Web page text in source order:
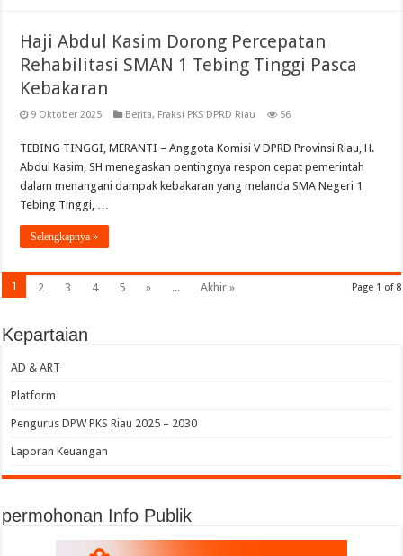
Haji Abdul Kasim Dorong Percepatan
Rehabilitasi SMAN 1 Tebing Tinggi Pasca
Kebakaran
9 Oktober 2025 Berita, Fraksi PKS DPRD Riau 56
TEBING TINGGI, MERANTI – Anggota Komisi V DPRD Provinsi Riau, H.
Abdul Kasim, SH menegaskan pentingnya respon cepat pemerintah
dalam menangani dampak kebakaran yang melanda SMA Negeri 1
Tebing Tinggi, …
Selengkapnya »
Page 1 of 8
1 2 3 4 5 » ... Akhir »
Kepartaian
AD & ART
Platform
Pengurus DPW PKS Riau 2025 – 2030
Laporan Keuangan
permohonan Info Publik